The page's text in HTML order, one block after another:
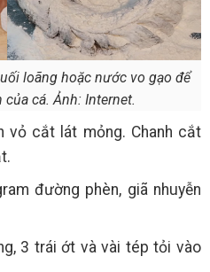
loãng hoặc nước vo gạo để
cá. Ảnh: Internet.
vỏ cắt lát mỏng. Chanh cắt
đường phèn, giã nhuyễn
3 trái ớt và vài tép tỏi vào